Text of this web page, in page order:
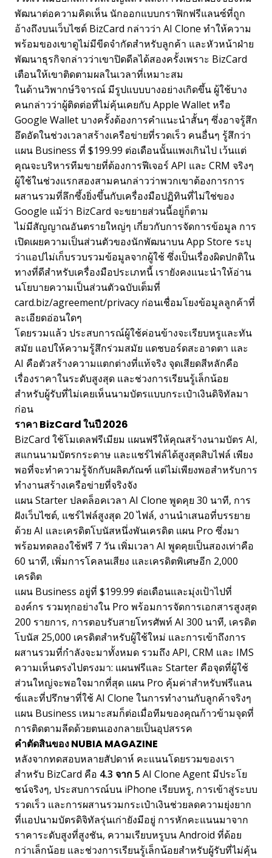
พัฒนาต่อความคิดเห็น นักออกแบบกราฟิกฟรีแลนซ์ที่ถูก
อ้างถึงบนเว็บไซต์ BizCard กล่าวว่า AI Clone ทำให้ความ
พร้อมของเขาดูไม่มีขีดจำกัดสำหรับลูกค้า และหัวหน้าฝ่าย
พัฒนาธุรกิจกล่าวว่าเขาปิดดีลได้สองครั้งเพราะ BizCard
เตือนให้เขาติดตามผลในเวลาที่เหมาะสม
ในด้านวิพากษ์วิจารณ์ มีรูปแบบบางอย่างเกิดขึ้น ผู้ใช้บาง
คนกล่าวว่าผู้ติดต่อที่ไม่คุ้นเคยกับ Apple Wallet หรือ
Google Wallet บางครั้งต้องการคำแนะนำสั้นๆ ซึ่งอาจรู้สึก
อึดอัดในช่วงเวลาสร้างเครือข่ายที่รวดเร็ว คนอื่นๆ รู้สึกว่า
แผน Business ที่ $199.99 ต่อเดือนนั้นแพงเกินไป เว้นแต่
คุณจะบริหารทีมขายที่ต้องการฟีเจอร์ API และ CRM จริงๆ
ผู้ใช้ในช่วงแรกสองสามคนกล่าวว่าพวกเขาต้องการการ
ผสานรวมที่ลึกซึ้งยิ่งขึ้นกับเครื่องมือปฏิทินที่ไม่ใช่ของ
Google แม้ว่า BizCard จะขยายส่วนนี้อยู่ก็ตาม
ไม่มีสัญญาณอันตรายใหญ่ๆ เกี่ยวกับการจัดการข้อมูล การ
เปิดเผยความเป็นส่วนตัวของนักพัฒนาบน App Store ระบุ
ว่าแอปไม่เก็บรวบรวมข้อมูลจากผู้ใช้ ซึ่งเป็นเรื่องผิดปกติใน
ทางที่ดีสำหรับเครื่องมือประเภทนี้ เรายังคงแนะนำให้อ่าน
นโยบายความเป็นส่วนตัวฉบับเต็มที่
card.biz/agreement/privacy ก่อนเชื่อมโยงข้อมูลลูกค้าที่
ละเอียดอ่อนใดๆ
โดยรวมแล้ว ประสบการณ์ผู้ใช้ค่อนข้างจะเรียบหรูและทัน
สมัย แอปให้ความรู้สึกร่วมสมัย แดชบอร์ดสะอาดตา และ
AI คือตัวสร้างความแตกต่างที่แท้จริง จุดเสียดสีหลักคือ
เรื่องราคาในระดับสูงสุด และช่วงการเรียนรู้เล็กน้อย
สำหรับผู้รับที่ไม่เคยเห็นนามบัตรแบบกระเป๋าเงินดิจิทัลมา
ก่อน
ราคา BizCard ในปี 2026
BizCard ใช้โมเดลฟรีเมียม แผนฟรีให้คุณสร้างนามบัตร AI,
สแกนนามบัตรกระดาษ และแชร์ไฟล์ได้สูงสุดสิบไฟล์ เพียง
พอที่จะทำความรู้จักกับผลิตภัณฑ์ แต่ไม่เพียงพอสำหรับการ
ทำงานสร้างเครือข่ายที่จริงจัง
แผน Starter ปลดล็อคเวลา AI Clone พูดคุย 30 นาที, การ
ฝังเว็บไซต์, แชร์ไฟล์สูงสุด 20 ไฟล์, งานนำเสนอที่บรรยาย
ด้วย AI และเครดิตโบนัสหนึ่งพันเครดิต แผน Pro ซึ่งมา
พร้อมทดลองใช้ฟรี 7 วัน เพิ่มเวลา AI พูดคุยเป็นสองเท่าคือ
60 นาที, เพิ่มการโคลนเสียง และเครดิตพิเศษอีก 2,000
เครดิต
แผน Business อยู่ที่ $199.99 ต่อเดือนและมุ่งเป้าไปที่
องค์กร รวมทุกอย่างใน Pro พร้อมการจัดการเอกสารสูงสุด
200 รายการ, การตอบรับสายโทรศัพท์ AI 300 นาที, เครดิต
โบนัส 25,000 เครดิตสำหรับผู้ใช้ใหม่ และการเข้าถึงการ
ผสานรวมที่กำลังจะมาทั้งหมด รวมถึง API, CRM และ IMS
ความเห็นตรงไปตรงมา: แผนฟรีและ Starter คือจุดที่ผู้ใช้
ส่วนใหญ่จะพอใจมากที่สุด แผน Pro คุ้มค่าสำหรับฟรีแลน
ซ์และที่ปรึกษาที่ใช้ AI Clone ในการทำงานกับลูกค้าจริงๆ
แผน Business เหมาะสมก็ต่อเมื่อทีมของคุณก้าวข้ามจุดที่
การติดตามลีดด้วยตนเองกลายเป็นอุปสรรค
คำตัดสินของ NUBIA MAGAZINE
หลังจากทดสอบหลายสัปดาห์ คะแนนโดยรวมของเรา
สำหรับ BizCard คือ 4.3 จาก 5 AI Clone Agent มีประโย
ชน์จริงๆ, ประสบการณ์บน iPhone เรียบหรู, การเข้าสู่ระบบ
รวดเร็ว และการผสานรวมกระเป๋าเงินช่วยลดความยุ่งยาก
ที่แอปนามบัตรดิจิทัลรุ่นเก่ายังมีอยู่ การหักคะแนนมาจาก
ราคาระดับสูงที่สูงชัน, ความเรียบหรูบน Android ที่ด้อย
กว่าเล็กน้อย และช่วงการเรียนรู้เล็กน้อยสำหรับผู้รับที่ไม่คุ้น